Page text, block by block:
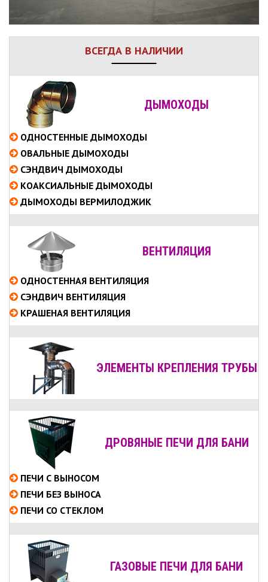
ВСЕГДА В НАЛИЧИИ
ДЫМОХОДЫ
ОДНОСТЕННЫЕ ДЫМОХОДЫ
ОВАЛЬНЫЕ ДЫМОХОДЫ
СЭНДВИЧ ДЫМОХОДЫ
КОАКСИАЛЬНЫЕ ДЫМОХОДЫ
ДЫМОХОДЫ ВЕРМИЛОДЖИК
ВЕНТИЛЯЦИЯ
ОДНОСТЕННАЯ ВЕНТИЛЯЦИЯ
СЭНДВИЧ ВЕНТИЛЯЦИЯ
КРАШЕНАЯ ВЕНТИЛЯЦИЯ
ЭЛЕМЕНТЫ КРЕПЛЕНИЯ ТРУБЫ
ДРОВЯНЫЕ ПЕЧИ ДЛЯ БАНИ
ПЕЧИ С ВЫНОСОМ
ПЕЧИ БЕЗ ВЫНОСА
ПЕЧИ СО СТЕКЛОМ
ГАЗОВЫЕ ПЕЧИ ДЛЯ БАНИ